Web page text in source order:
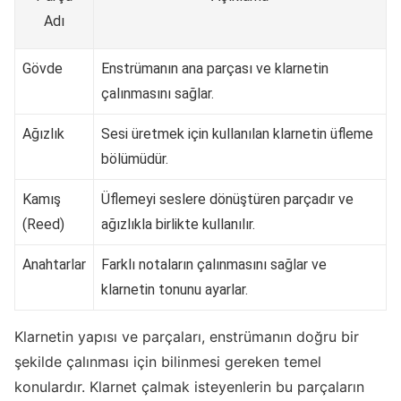
Adı
Gövde
Enstrümanın ana parçası ve klarnetin
çalınmasını sağlar.
Ağızlık
Sesi üretmek için kullanılan klarnetin üfleme
bölümüdür.
Kamış
(Reed)
Üflemeyi seslere dönüştüren parçadır ve
ağızlıkla birlikte kullanılır.
Anahtarlar
Farklı notaların çalınmasını sağlar ve
klarnetin tonunu ayarlar.
Klarnetin yapısı ve parçaları, enstrümanın doğru bir
şekilde çalınması için bilinmesi gereken temel
konulardır. Klarnet çalmak isteyenlerin bu parçaların